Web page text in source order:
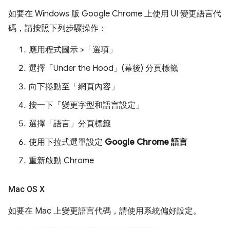
如要在 Windows 版 Google Chrome 上使用 UI 變更語言代
碼，請按照下列步驟操作：
應用程式圖示 >「選項」
選擇「Under the Hood」(幕後) 分頁標籤
向下捲動至「網頁內容」
按一下「變更字型和語言設定」
選擇「語言」 分頁標籤
使用下拉式選單設定 Google Chrome 語言
重新啟動 Chrome
Mac OS X
如要在 Mac 上變更語言代碼，請使用系統偏好設定。